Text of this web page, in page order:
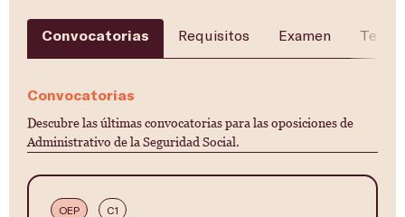
Convocatorias Requisitos Examen
Convocatorias
Descubre las últimas convocatorias para las oposiciones de
Administrativo de la Seguridad Social.
OEP C1